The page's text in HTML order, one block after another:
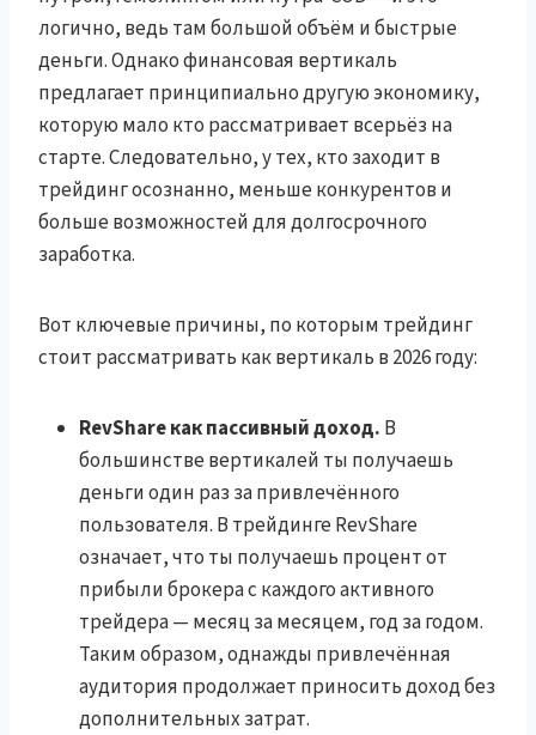
логично, ведь там большой объём и быстрые
деньги. Однако финансовая вертикаль
предлагает принципиально другую экономику,
которую мало кто рассматривает всерьёз на
старте. Следовательно, у тех, кто заходит в
трейдинг осознанно, меньше конкурентов и
больше возможностей для долгосрочного
заработка.
Вот ключевые причины, по которым трейдинг
стоит рассматривать как вертикаль в 2026 году:
RevShare как пассивный доход. В
большинстве вертикалей ты получаешь
деньги один раз за привлечённого
пользователя. В трейдинге RevShare
означает, что ты получаешь процент от
прибыли брокера с каждого активного
трейдера — месяц за месяцем, год за годом.
Таким образом, однажды привлечённая
аудитория продолжает приносить доход без
дополнительных затрат.